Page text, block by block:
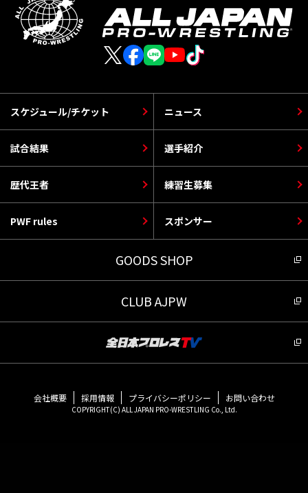
スケジュール/チケット
選手紹介
PWF rules
ニュース
歴代王者
スポンサー
試合結果
練習生募集
GOODS SHOP
CLUB AJPW
会社概要 採用情報 プライバシーポリシー お問い合わせ
COPYRIGHT(C) ALL JAPAN PRO-WRESTLING Co., Ltd.